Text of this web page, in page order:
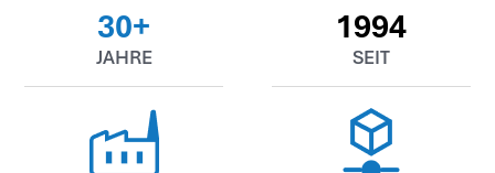
JAHRE
30+
SEIT
1994